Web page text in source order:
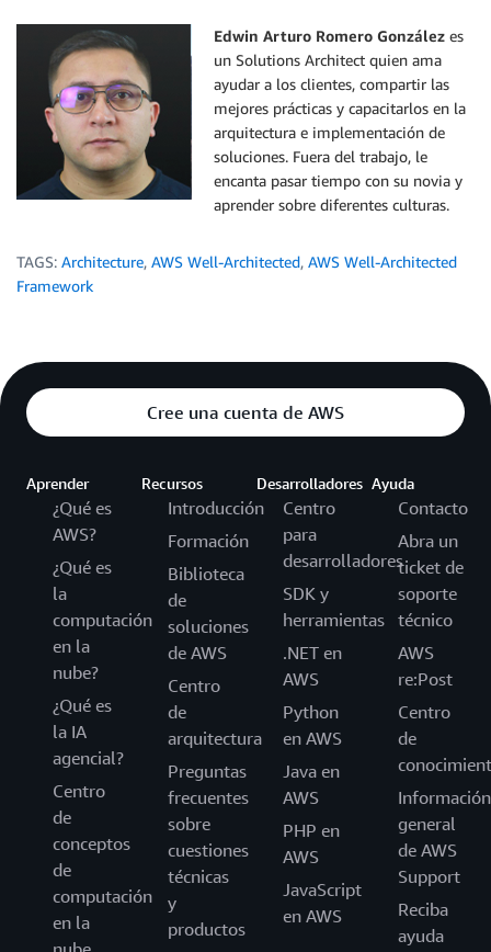
Edwin Arturo Romero González es
un Solutions Architect quien ama
ayudar a los clientes, compartir las
mejores prácticas y capacitarlos en la
arquitectura e implementación de
soluciones. Fuera del trabajo, le
encanta pasar tiempo con su novia y
aprender sobre diferentes culturas.
TAGS: Architecture, AWS Well-Architected, AWS Well-Architected
Framework
Cree una cuenta de AWS
Aprender
¿Qué es
AWS?
¿Qué es
la
computación
en la
nube?
¿Qué es
la IA
agencial?
Centro
de
conceptos
de
computación
en la
Recursos
Introducción
Formación
Biblioteca
de
soluciones
de AWS
Centro
de
arquitectura
Preguntas
frecuentes
sobre
cuestiones
técnicas
y
productos
Desarrolladores
Centro
para
desarrolladores
SDK y
herramientas
.NET en
AWS
Python
en AWS
Java en
AWS
PHP en
AWS
JavaScript
en AWS
Ayuda
Contacto
Abra un
ticket de
soporte
técnico
AWS
re:Post
Centro
de
Información
general
de AWS
Support
Reciba
ayuda